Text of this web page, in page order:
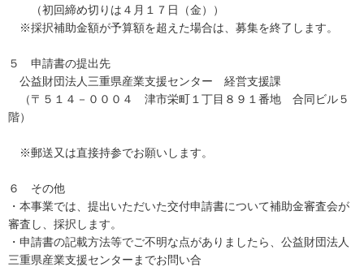
（初回締め切りは４月１７日（金））
※採択補助金額が予算額を超えた場合は、募集を終了します。
５ 申請書の提出先
公益財団法人三重県産業支援センター 経営支援課
（〒５１４－０００４ 津市栄町１丁目８９１番地 合同ビル５
階）
※郵送又は直接持参でお願いします。
６ その他
・本事業では、提出いただいた交付申請書について補助金審査会が
審査し、採択します。
・申請書の記載方法等でご不明な点がありましたら、公益財団法人
三重県産業支援センターまでお問い合